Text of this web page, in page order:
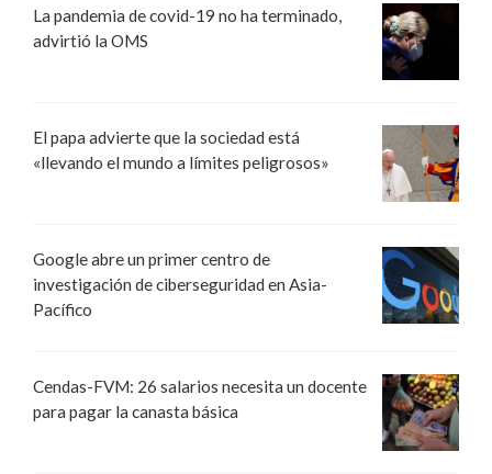
La pandemia de covid-19 no ha terminado,
advirtió la OMS
El papa advierte que la sociedad está
«llevando el mundo a límites peligrosos»
Google abre un primer centro de
investigación de ciberseguridad en Asia-
Pacífico
Cendas-FVM: 26 salarios necesita un docente
para pagar la canasta básica